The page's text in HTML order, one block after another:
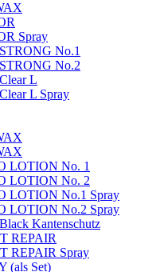
Spray
No.1
No.2
L
L Spray
LOTION No. 1
LOTION No. 2
LOTION No.1 Spray
LOTION No.2 Spray
Kantenschutz
REPAIR
REPAIR Spray
(als Set)